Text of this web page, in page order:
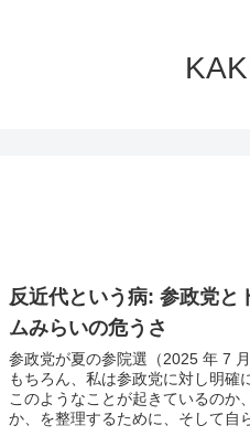
反近代という病: 参政党と
ムみらいの危うさ
参政党が夏の参院選（2025 年 7
もちろん、私は参政党に対し明確
このようなことが起きているのか
か、を整理するために、そして自